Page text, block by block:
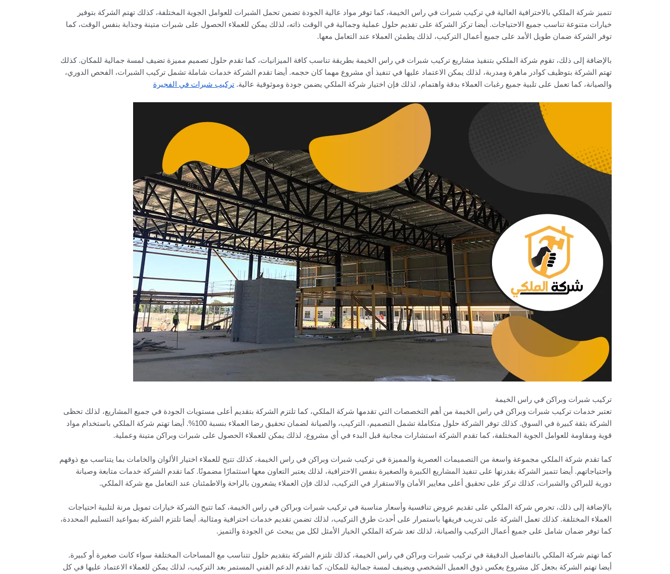
تتميز شركة الملكي بالاحترافية العالية في تركيب شبرات في راس الخيمة، كما توفر مواد عالية الجودة تضمن تحمل الشبرات للعوامل الجوية المختلفة، كذلك تهتم الشركة بتوفير
خيارات متنوعة تناسب جميع الاحتياجات. أيضا تركز الشركة على تقديم حلول عملية وجمالية في الوقت ذاته، لذلك يمكن للعملاء الحصول على شبرات متينة وجذابة بنفس الوقت، كما
توفر الشركة ضمان طويل الأمد على جميع أعمال التركيب، لذلك يطمئن العملاء عند التعامل معها.
بالإضافة إلى ذلك، تقوم شركة الملكي بتنفيذ مشاريع تركيب شبرات في راس الخيمة بطريقة تناسب كافة الميزانيات، كما تقدم حلول تصميم مميزة تضيف لمسة جمالية للمكان. كذلك
تهتم الشركة بتوظيف كوادر ماهرة ومدربة، لذلك يمكن الاعتماد عليها في تنفيذ أي مشروع مهما كان حجمه. أيضا تقدم الشركة خدمات شاملة تشمل تركيب الشبرات، الفحص الدوري،
والصيانة، كما تعمل على تلبية جميع رغبات العملاء بدقة واهتمام، لذلك فإن اختيار شركة الملكي يضمن جودة وموثوقية عالية. تركيب شبرات في الفجيرة
تركيب شبرات وبراكن في راس الخيمة
تعتبر خدمات تركيب شبرات وبراكن في راس الخيمة من أهم التخصصات التي تقدمها شركة الملكي، كما تلتزم الشركة بتقديم أعلى مستويات الجودة في جميع المشاريع، لذلك تحظى
الشركة بثقة كبيرة في السوق. كذلك توفر الشركة حلول متكاملة تشمل التصميم، التركيب، والصيانة لضمان تحقيق رضا العملاء بنسبة 100%. أيضا تهتم شركة الملكي باستخدام مواد
قوية ومقاومة للعوامل الجوية المختلفة، كما تقدم الشركة استشارات مجانية قبل البدء في أي مشروع، لذلك يمكن للعملاء الحصول على شبرات وبراكن متينة وعملية.
كما تقدم شركة الملكي مجموعة واسعة من التصميمات العصرية والمميزة في تركيب شبرات وبراكن في راس الخيمة، كذلك تتيح للعملاء اختيار الألوان والخامات بما يتناسب مع ذوقهم
واحتياجاتهم. أيضا تتميز الشركة بقدرتها على تنفيذ المشاريع الكبيرة والصغيرة بنفس الاحترافية، لذلك يعتبر التعاون معها استثمارًا مضمونًا. كما تقدم الشركة خدمات متابعة وصيانة
دورية للبراكن والشبرات، كذلك تركز على تحقيق أعلى معايير الأمان والاستقرار في التركيب، لذلك فإن العملاء يشعرون بالراحة والاطمئنان عند التعامل مع شركة الملكي.
بالإضافة إلى ذلك، تحرص شركة الملكي على تقديم عروض تنافسية وأسعار مناسبة في تركيب شبرات وبراكن في راس الخيمة، كما تتيح الشركة خيارات تمويل مرنة لتلبية احتياجات
العملاء المختلفة. كذلك تعمل الشركة على تدريب فريقها باستمرار على أحدث طرق التركيب، لذلك تضمن تقديم خدمات احترافية ومثالية. أيضا تلتزم الشركة بمواعيد التسليم المحددة،
كما توفر ضمان شامل على جميع أعمال التركيب والصيانة، لذلك تعد شركة الملكي الخيار الأمثل لكل من يبحث عن الجودة والتميز.
كما تهتم شركة الملكي بالتفاصيل الدقيقة في تركيب شبرات وبراكن في راس الخيمة، كذلك تلتزم الشركة بتقديم حلول تتناسب مع المساحات المختلفة سواء كانت صغيرة أو كبيرة.
أيضا تهتم الشركة بجعل كل مشروع يعكس ذوق العميل الشخصي ويضيف لمسة جمالية للمكان، كما تقدم الدعم الفني المستمر بعد التركيب، لذلك يمكن للعملاء الاعتماد عليها في كل